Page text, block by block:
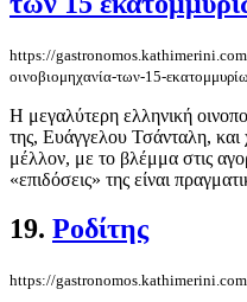
https://
οινοβιομηχανία-των-15-
Η μεγαλύτερη ελληνική
της, Ευάγγελου Τσάνταλη, και
μέλλον, με το βλέμμα στις
«επιδόσεις» της είναι
19. Pοδίτης
https://